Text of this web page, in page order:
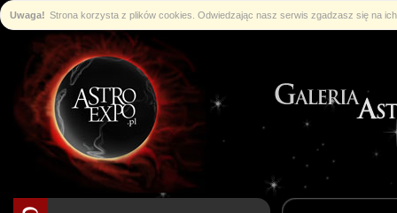
Uwaga! Strona korzysta z plików cookies. Odwiedzając nasz serwis zgadzasz się na